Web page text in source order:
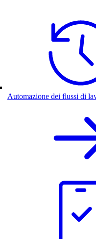
Automazione dei flussi di